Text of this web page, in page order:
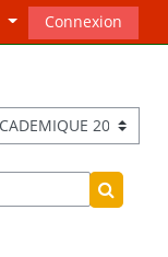
désactiver la
Connexion